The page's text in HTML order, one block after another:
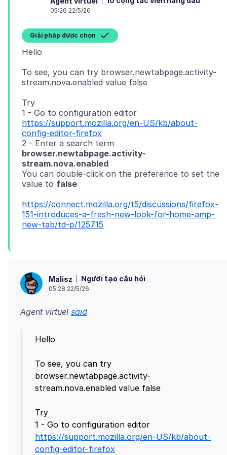
05:26 22/5/26
Giải pháp được chọn
To see, you can try browser.newtabpage.activity-
Try
1 - Go to configuration editor
https://support.mozilla.org/en-US/kb/about-
config-editor-firefox
2 - Enter a search term
browser.newtabpage.activity-
stream.nova.enabled
You can double-click on the preference to set the
value to false
https://connect.mozilla.org/t5/discussions/firefox-
151-introduces-a-fresh-new-look-for-home-amp-
new-tab/td-p/125715
Malisz Người tạo câu hỏi
05:28 22/5/26
Agent virtuel said
Hello
To see, you can try
browser.newtabpage.activity-
stream.nova.enabled value false
Try
1 - Go to configuration editor
https://support.mozilla.org/en-US/kb/about-
config-editor-firefox